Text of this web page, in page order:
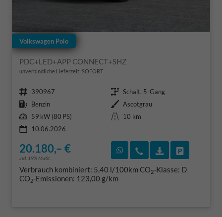
Volkswagen Polo
PDC+LED+APP CONNECT+SHZ
unverbindliche Lieferzeit: SOFORT
Fahrzeugnr. 390967 Getriebe Schalt. 5-Gang
Kraftstoff Benzin Außenfarbe Ascotgrau
Leistung 59 kW (80 PS) Kilometerstand
10 km
10.06.2026
20.180,– €
incl. 19% MwSt.
Rückruf vereinbaren
Wir rufen Sie an
Verbrauch kombiniert: 5,40 l/100kmCO2-Klasse: D
CO2-Emissionen: 123,00 g/km